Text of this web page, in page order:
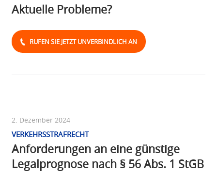
Aktuelle Probleme?
RUFEN SIE JETZT UNVERBINDLICH AN
2. Dezember 2024
VERKEHRSSTRAFRECHT
Anforderungen an eine günstige
Legalprognose nach § 56 Abs. 1 StGB